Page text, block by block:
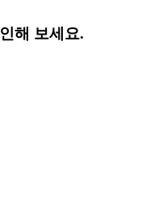
해 보세요.